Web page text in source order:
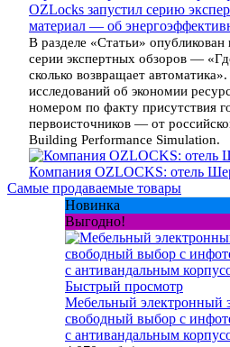
OZLocks запустил серию
материал — об
В разделе «Статьи»
серии экспертных обзоров —
сколько возвращает
исследований об экономии
номером по факту присутствия
первоисточников — от
Building Performance Simulation.
Компания OZLOCKS: отель
Самые продаваемые товары
Новинка
Выгодно!
Быстрый просмотр
Мебельный электронный
свободный выбор с
с антивандальным